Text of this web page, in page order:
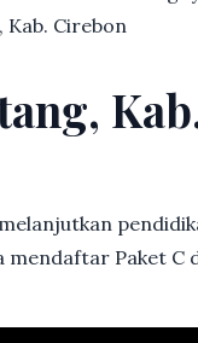
Cirebon
mendaftar Paket C